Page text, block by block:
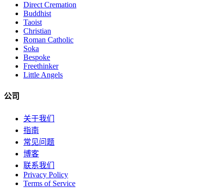
Direct Cremation
Buddhist
Taoist
Christian
Roman Catholic
Soka
Bespoke
Freethinker
Little Angels
公司
关于我们
指南
常见问题
博客
联系我们
Privacy Policy
Terms of Service